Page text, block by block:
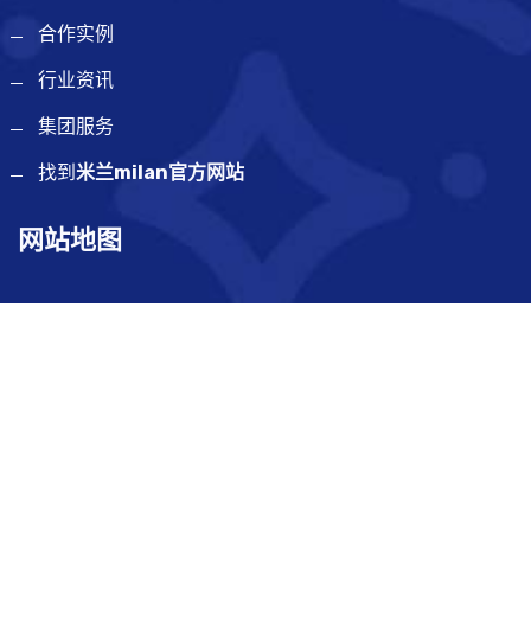
合作实例
行业资讯
集团服务
找到 米兰milan官方网站
网站地图